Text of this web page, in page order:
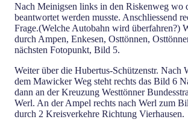
Nach Meinigsen links in den Riskenweg wo
beantwortet werden musste. Anschliessend
Frage.(Welche Autobahn wird überfahren?)
durch Ampen, Enkesen, Osttönnen,
nächsten Fotopunkt, Bild 5.
Weiter über die Hubertus-Schützenstr. Nach
dem Mawicker Weg steht rechts das Bild 6
dann an der Kreuzung Westtönner
Werl. An der Ampel rechts nach Werl zum
durch 2 Kreisverkehre Richtung Vierhausen.